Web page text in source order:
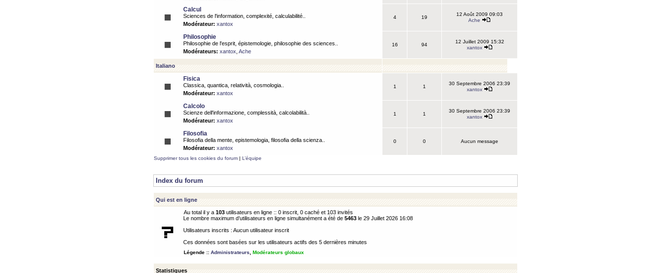
Calcul
Sciences de l'information, complexité, calculabilité..
Modérateur: xantox
4 19
12 Août 2009 09:03
Ache
Philosophie
Philosophie de l'esprit, épistemologie, philosophie des sciences..
Modérateurs: xantox Ache
16 94
12 Juillet 2009 15:32
xantox
Italiano
Fisica
Classica, quantica, relatività, cosmologia..
Modérateur: xantox
1 1
30 Septembre 2006 23:39
xantox
Calcolo
Scienze dell'informazione, complessità, calcolabilità..
Modérateur: xantox
1 1
30 Septembre 2006 23:39
xantox
Filosofia
Filosofia della mente, epistemologia, filosofia della scienza..
Modérateur: xantox
0 0 Aucun message
Supprimer tous les cookies du forum | L’équipe
Index du forum
Qui est en ligne
Au total il y a 103 utilisateurs en ligne :: 0 inscrit, 0 caché et 103 invités
Le nombre maximum d’utilisateurs en ligne simultanément a été de 5463 le 29 Juillet 2026 16:08
Utilisateurs inscrits : Aucun utilisateur inscrit
Ces données sont basées sur les utilisateurs actifs des 5 dernières minutes
Légende :: Administrateurs Modérateurs globaux
Statistiques